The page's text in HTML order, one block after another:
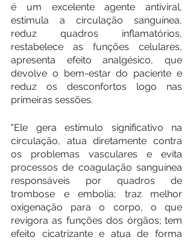
é um excelente agente antiviral,
estimula a circulação sanguínea,
reduz quadros inflamatórios,
restabelece as funções celulares,
apresenta efeito analgésico, que
devolve o bem-estar do paciente e
reduz os desconfortos logo nas
primeiras sessões.
"Ele gera estímulo significativo na
circulação, atua diretamente contra
os problemas vasculares e evita
processos de coagulação sanguínea
responsáveis por quadros de
trombose e embolia; traz melhor
oxigenação para o corpo, o que
revigora as funções dos órgãos; tem
efeito cicatrizante e atua de forma